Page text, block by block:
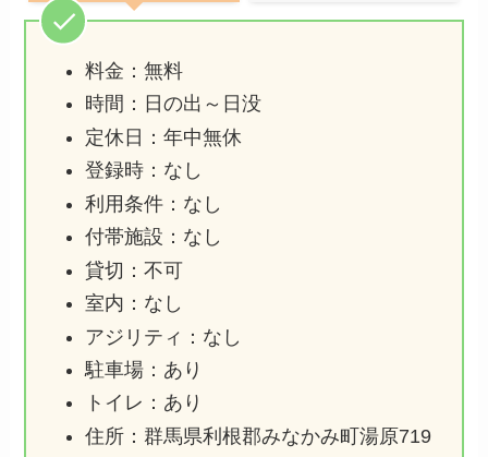
料金：無料
時間：日の出～日没
定休日：年中無休
登録時：なし
利用条件：なし
付帯施設：なし
貸切：不可
室内：なし
アジリティ：なし
駐車場：あり
トイレ：あり
住所：群馬県利根郡みなかみ町湯原719